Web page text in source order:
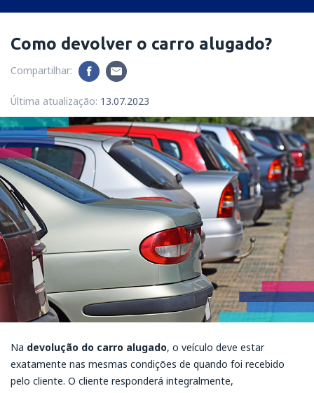
Como devolver o carro alugado?
Compartilhar:
Última atualização: 13.07.2023
Na devolução do carro alugado, o veículo deve estar
exatamente nas mesmas condições de quando foi recebido
pelo cliente. O cliente responderá integralmente,